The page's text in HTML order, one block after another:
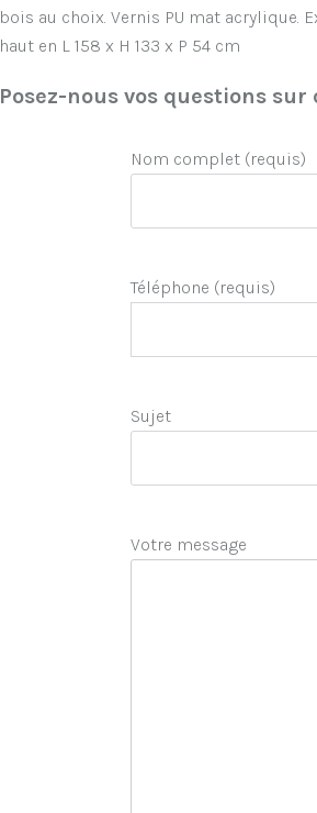
bois au choix. Vernis PU mat acrylique.
haut en L 158 x H 133 x P 54 cm
Posez-nous vos questions sur
Nom complet (requis)
Téléphone (requis)
Sujet
Votre message